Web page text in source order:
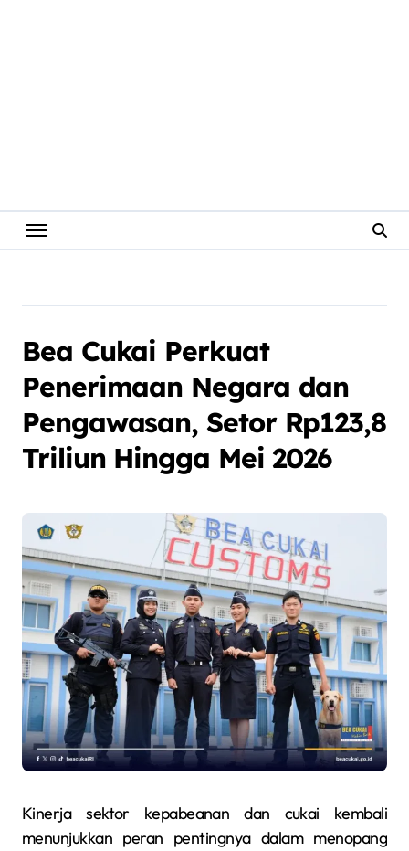
Bea Cukai Perkuat
Penerimaan Negara dan
Pengawasan, Setor Rp123,8
Triliun Hingga Mei 2026
Kinerja sektor kepabeanan dan cukai kembali
menunjukkan peran pentingnya dalam menopang